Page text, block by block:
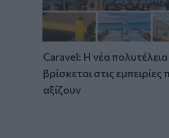
Caravel: Η νέα πολυτέλεια
βρίσκεται στις εμπειρίες
αξίζουν